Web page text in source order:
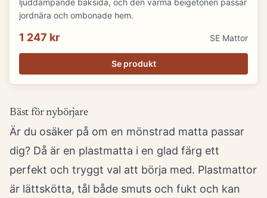
ljuddämpande baksida, och den varma beigetonen passar
jordnära och ombonade hem.
1 247 kr SE Mattor
Se produkt
Bäst för nybörjare
Är du osäker på om en mönstrad matta passar
dig? Då är en plastmatta i en glad färg ett
perfekt och tryggt val att börja med. Plastmattor
är lättskötta, tål både smuts och fukt och kan